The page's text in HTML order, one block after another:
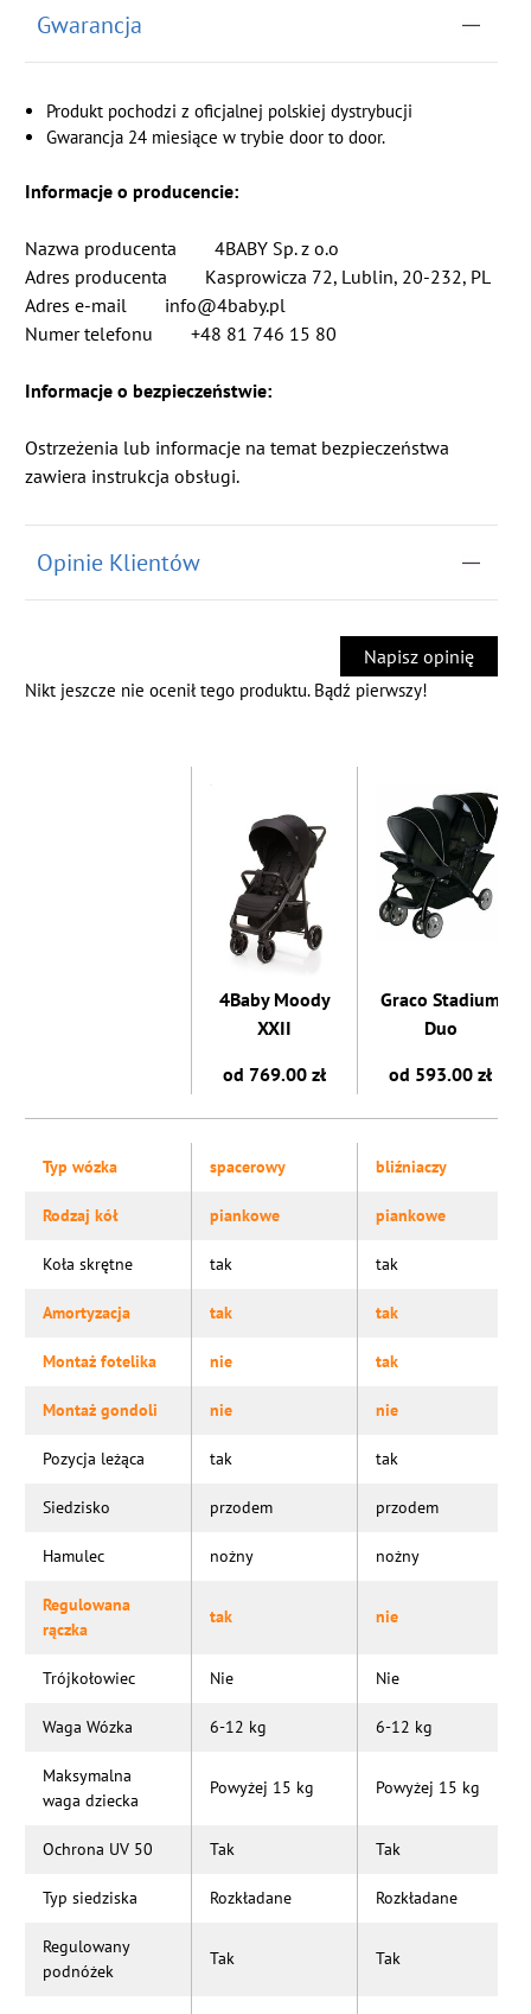
Gwarancja
Produkt pochodzi z oficjalnej polskiej dystrybucji
Gwarancja 24 miesiące w trybie door to door.
Informacje o producencie:
Nazwa producenta 4BABY Sp. z o.o
Adres producenta Kasprowicza 72, Lublin, 20-232, PL
Adres e-mail info@4baby.pl
Numer telefonu +48 81 746 15 80
Informacje o bezpieczeństwie:
Ostrzeżenia lub informacje na temat bezpieczeństwa
zawiera instrukcja obsługi.
Opinie Klientów
Napisz opinię
Nikt jeszcze nie ocenił tego produktu. Bądź pierwszy!
4Baby Moody
XXII
Graco Stadium
Duo
od 769.00 zł
od 593.00 zł
Typ wózka spacerowy bliźniaczy
Rodzaj kół piankowe piankowe
Koła skrętne tak tak
Amortyzacja tak tak
Montaż fotelika nie tak
Montaż gondoli nie nie
Pozycja leżąca tak tak
Siedzisko przodem przodem
Hamulec nożny nożny
Regulowana
rączka
tak nie
Trójkołowiec Nie Nie
Waga Wózka 6-12 kg 6-12 kg
Maksymalna
waga dziecka
Powyżej 15 kg Powyżej 15 kg
Ochrona UV 50 Tak Tak
Typ siedziska Rozkładane Rozkładane
Regulowany
podnóżek
Tak Tak